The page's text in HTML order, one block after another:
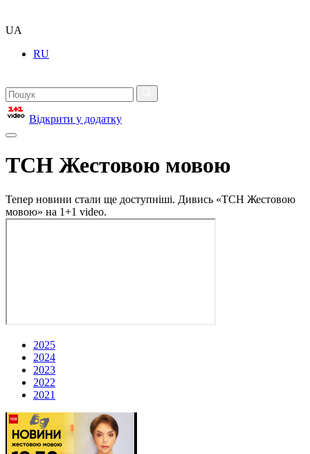
UA
RU
Відкрити у додатку
ТСН Жестовою мовою
Тепер новини стали ще доступніші. Дивись «ТСН Жестовою
мовою» на 1+1 video.
2025
2024
2023
2022
2021